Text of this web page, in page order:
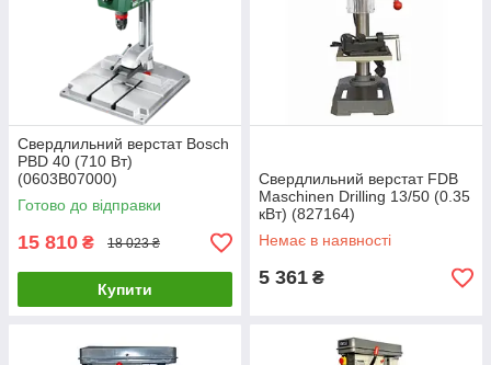
Свердлильний верстат Bosch
PBD 40 (710 Вт)
(0603B07000)
Готово до відправки
15 810 ₴ 18 023 ₴
Купити
Свердлильний верстат FDB
Maschinen Drilling 13/50 (0.35
кВт) (827164)
Немає в наявності
5 361 ₴